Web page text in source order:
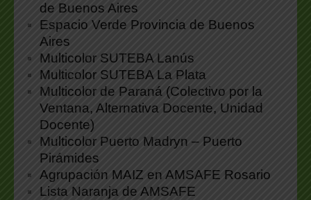
de Buenos Aires
Espacio Verde Provincia de Buenos
Aires
Multicolor SUTEBA Lanús
Multicolor SUTEBA La Plata
Multicolor de Paraná (Colectivo por la
Ventana, Alternativa Docente, Unidad
Docente)
Multicolor Puerto Madryn – Puerto
Pirámides
Agrupación MAIZ en AMSAFE Rosario
Lista Naranja de AMSAFE